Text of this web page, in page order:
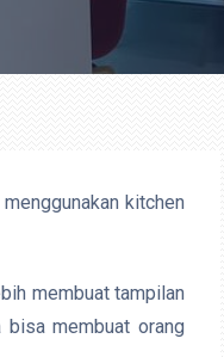
kitchen
membuat tampilan
membuat orang